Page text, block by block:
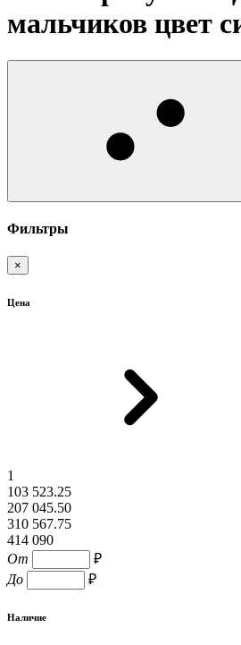
мальчиков цвет
Фильтры
×
Цена
1
103 523.25
207 045.50
310 567.75
414 090
От
₽
До
₽
Наличие